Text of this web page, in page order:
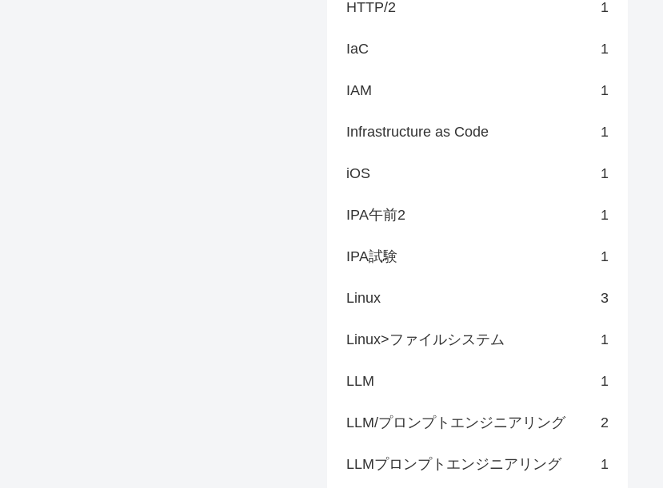
HTTP/2 1
IaC 1
IAM 1
Infrastructure as Code 1
iOS 1
IPA午前2 1
IPA試験 1
Linux 3
Linux>ファイルシステム 1
LLM 1
LLM/プロンプトエンジニアリング 2
LLMプロンプトエンジニアリング 1